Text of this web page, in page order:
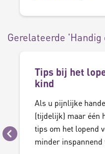
Gerelateerde
Vorige
Tips bij het
kind
Als u pijnlijke
(tijdelijk) maar één
tips om het lopend
minder inspannend